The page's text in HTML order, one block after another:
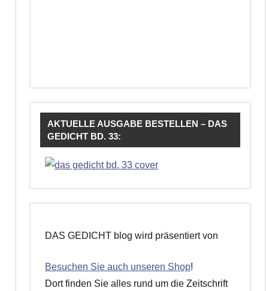
AKTUELLE AUSGABE BESTELLEN – DAS
GEDICHT BD. 33:
DAS GEDICHT blog wird präsentiert von
Besuchen Sie auch unseren Shop!
Dort finden Sie alles rund um die Zeitschrift